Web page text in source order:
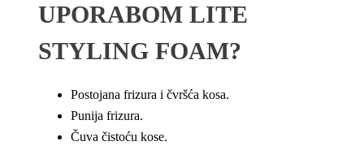
UPORABOM LITE
STYLING FOAM?
Postojana frizura i čvršća kosa.
Punija frizura.
Čuva čistoću kose.